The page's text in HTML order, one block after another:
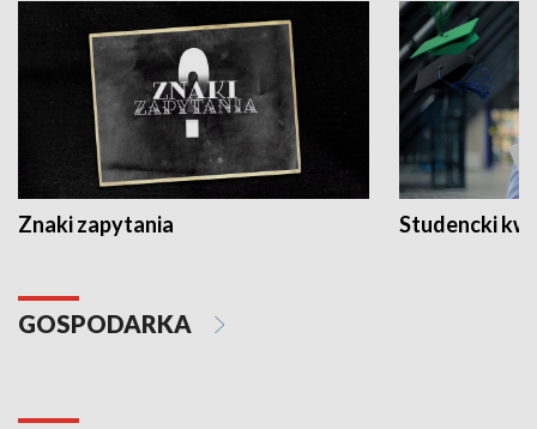
Znaki zapytania Studencki
GOSPODARKA